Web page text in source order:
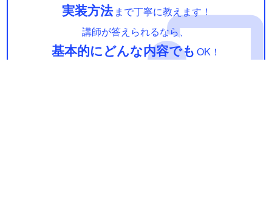
実装方法 まで丁寧に教えます！
講師が答えられるなら、
基本的にどんな内容でも OK！